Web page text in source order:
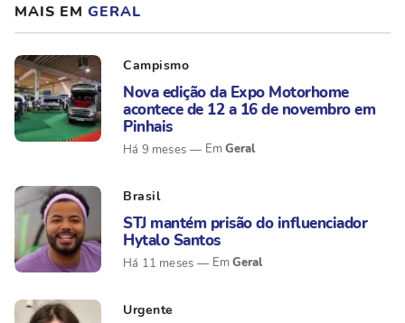
MAIS EM GERAL
Campismo
Nova edição da Expo Motorhome
acontece de 12 a 16 de novembro em
Pinhais
Há 9 meses Geral
Brasil
STJ mantém prisão do influenciador
Hytalo Santos
Há 11 meses Geral
Urgente